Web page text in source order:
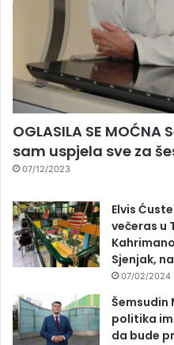
OGLASILA SE
sam uspjela sve za
07/12/2023
Elvis
večeras u
Sjenjak,
07/02/2024
Šemsudin
politika
da bude